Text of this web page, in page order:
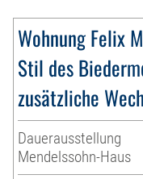
Wohnung Felix
Stil des
zusätzliche
Dauerausstellung
Mendelssohn-Haus